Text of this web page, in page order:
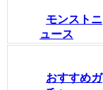
モンストニ
ュース
おすすめガ